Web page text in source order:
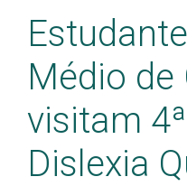
Médio de
visitam
Dislexia